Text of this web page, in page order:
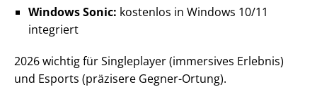
Windows Sonic: kostenlos in Windows 10/11
integriert
2026 wichtig für Singleplayer (immersives Erlebnis)
und Esports (präzisere Gegner-Ortung).